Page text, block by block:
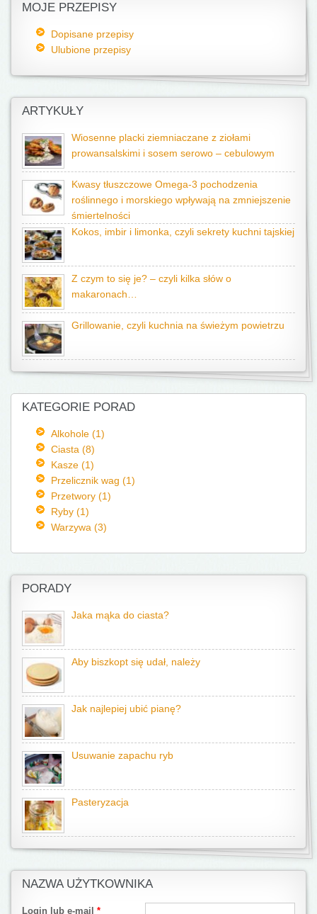
MOJE PRZEPISY
Dopisane przepisy
Ulubione przepisy
ARTYKUŁY
Wiosenne placki ziemniaczane z ziołami
prowansalskimi i sosem serowo – cebulowym
Kwasy tłuszczowe Omega-3 pochodzenia
roślinnego i morskiego wpływają na zmniejszenie
śmiertelności
Kokos, imbir i limonka, czyli sekrety kuchni tajskiej
Z czym to się je? – czyli kilka słów o
makaronach…
Grillowanie, czyli kuchnia na świeżym powietrzu
KATEGORIE PORAD
Alkohole (1)
Ciasta (8)
Kasze (1)
Przelicznik wag (1)
Przetwory (1)
Ryby (1)
Warzywa (3)
PORADY
Jaka mąka do ciasta?
Aby biszkopt się udał, należy
Jak najlepiej ubić pianę?
Usuwanie zapachu ryb
Pasteryzacja
NAZWA UŻYTKOWNIKA
Login lub e-mail *